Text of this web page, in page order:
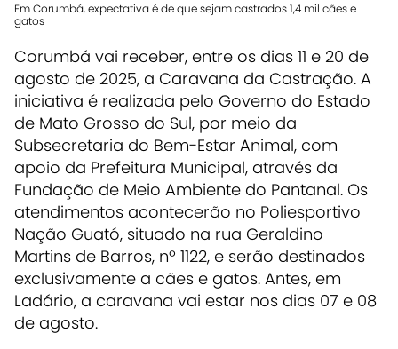
Em Corumbá, expectativa é de que sejam castrados 1,4 mil cães e
gatos
Corumbá vai receber, entre os dias 11 e 20 de
agosto de 2025, a Caravana da Castração. A
iniciativa é realizada pelo Governo do Estado
de Mato Grosso do Sul, por meio da
Subsecretaria do Bem-Estar Animal, com
apoio da Prefeitura Municipal, através da
Fundação de Meio Ambiente do Pantanal. Os
atendimentos acontecerão no Poliesportivo
Nação Guató, situado na rua Geraldino
Martins de Barros, nº 1122, e serão destinados
exclusivamente a cães e gatos. Antes, em
Ladário, a caravana vai estar nos dias 07 e 08
de agosto.